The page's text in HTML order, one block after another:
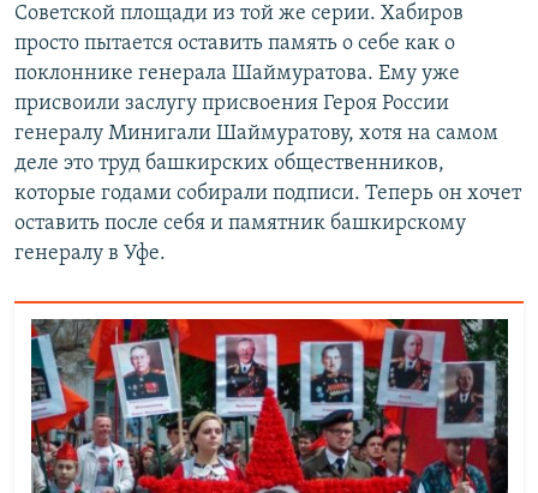
Советской площади из той же серии. Хабиров
просто пытается оставить память о себе как о
поклоннике генерала Шаймуратова. Ему уже
присвоили заслугу присвоения Героя России
генералу Минигали Шаймуратову, хотя на самом
деле это труд башкирских общественников,
которые годами собирали подписи. Теперь он хочет
оставить после себя и памятник башкирскому
генералу в Уфе.